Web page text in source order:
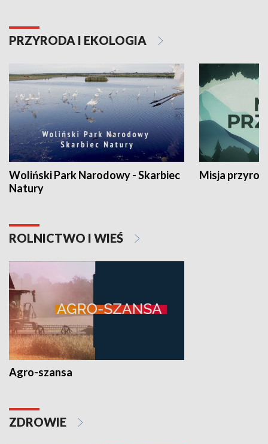
PRZYRODA I EKOLOGIA
Woliński Park Narodowy - Skarbiec
Natury
Misja
ROLNICTWO I WIEŚ
Agro-szansa
ZDROWIE